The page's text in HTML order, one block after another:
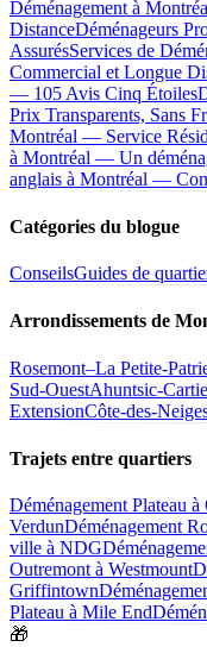
Déménagement à
DistanceDéménageurs
AssurésServices de
Commercial et Longue
— 105 Avis Cinq Étoiles
Prix Transparents, Sans
Montréal — Service
à Montréal — Un
anglais à Montréal —
Catégories du blogue
ConseilsGuides de
Arrondissements de
Rosemont–La Petite-
Sud-OuestAhuntsic-
ExtensionCôte-des-
Trajets entre quartiers
Déménagement Plateau
VerdunDéménagement
ville à NDG
Outremont à Westmount
Griffintown
Plateau à Mile End
🎁